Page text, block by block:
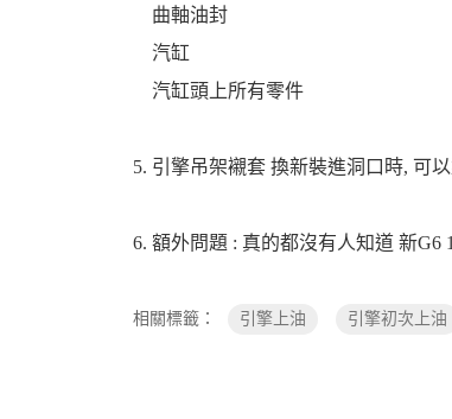
車
曲軸油封
汽缸
汽缸頭上所有零件
5. 引擎吊架襯套 換新裝進洞口時, 可
6. 額外問題 : 真的都沒有人知道 新
相關標籤： 引擎上油 引擎初次上油